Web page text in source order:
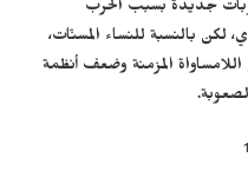
جديدة بسبب الحرب
لكن بالنسبة للنساء المسنّات،
المزمنة وضعف أنظمة